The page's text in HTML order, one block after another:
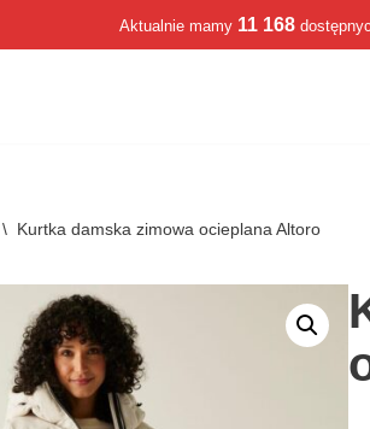
Aktualnie mamy 11 168
\ Kurtka damska zimowa ocieplana Altoro